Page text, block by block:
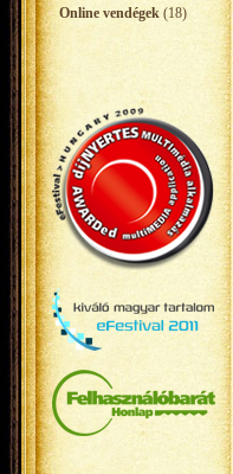
Online vendégek (18)